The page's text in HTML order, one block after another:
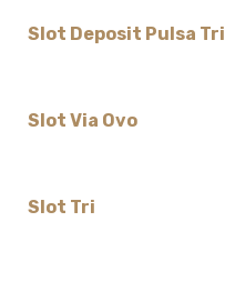
Slot Deposit Pulsa Tri
Slot Via Ovo
Slot Tri